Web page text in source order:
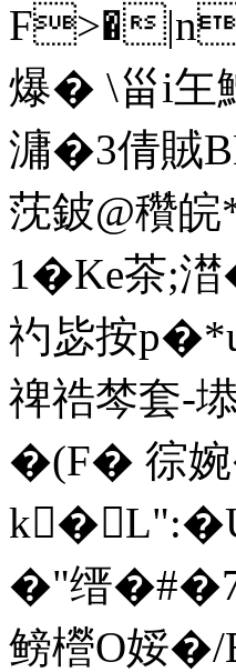
F>�
爆� \甾i
滽�3倩賊
莐鈹@穳
1�Ke茶;
礿毖按
禆祰棽套-
�(F� 徖
k�
�"缙�#
鳑櫿O娞